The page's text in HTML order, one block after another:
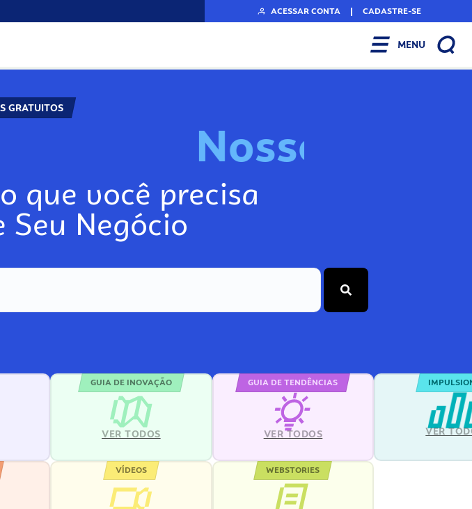
ACESSAR CONTA | CADASTRE-SE
MENU
GRATUITOS
Nos
que você precisa
Negócio
GUIA DE INOVAÇÃO
VER TODOS
GUIA DE TENDÊNCIAS
VER TODOS VER
VÍDEOS WEBSTORIES